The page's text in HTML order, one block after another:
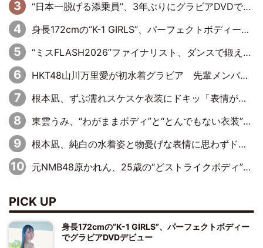
“日本一脱げる添乗員”、3年ぶりにグラビアDVDで復活 31歳の艶やかな表情がさえわたる
身長172cmの“K-1 GIRLS”、パーフェクトボディーでグラビアDVDデビュー
“ミスFLASH2026”ファイナリスト、ダンスで鍛え上げた健康的な美ボディー披露
HKT48山川万里愛が初水着グラビア 先輩メンバーも思わず“ガン見”した新たな魅力
根本凪、ずぶ濡れスケスケ衣装にドキッ「表情が良過ぎる」「ねもちゃんの眼差しにドキドキが止まらない」
東雲うみ、“わがままボディ”と“とんでもない衣装”で誘惑「パーフェクトなスタイル」「くびれがステキ」「やみつきになるボディ」
根本凪、純白の水着姿と物憂げな表情に思わずドキドキ…「ステキなお写真」「透明感がスゴい」
元NMB48原かれん、25歳の“どストライクボディ”をバリで解禁 169cmモデル体形で挑む初の本格グラビア
PICK UP
身長172cmの“K-1 GIRLS”、パーフェクトボディー
でグラビアDVDデビュー